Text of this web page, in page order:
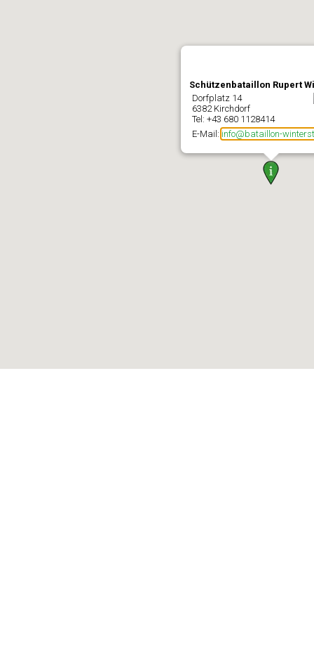
Schützenbataillon Rupert
Dorfplatz 14
6382 Kirchdorf
Tel: +43 680 1128414
E-Mail: info@bataillon-